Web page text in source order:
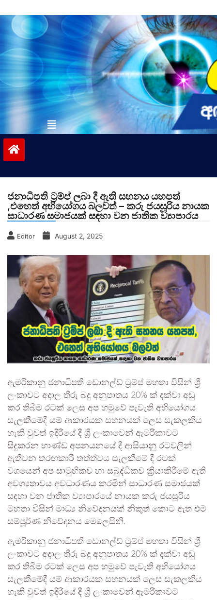
to
contentvinivida.lk
ජනාධිපති ට්‍රම්ප් ලබා දී ඇති සහනය යහපත්
,එහෙත් අභියෝගය බලවත් – කරු ජයසූරිය නායක
සාධාරණ සමාජයක් සඳහා වන ජාතික ව්‍යාපාරය
Editor August 2, 2025
ඇමරිකානු ජනාධිපති ඩොනල්ඩ් ට්‍රම්ප් මහතා විසින් ශ්‍රී
ලංකාවට අදාල තීරු බදු අනුපාතය 20% ක් දක්වා අඩු
කර තිබීම රටක් ලෙස අප හමුවේ පැවැති අභියෝගය
සැලකීමේදී යම් ආකාරයක සහනයක් ලෙස සැකලකිය
හැකි වුවත් ඉදිරියේ දී ශ්‍රී ලංකාවෙන් ඇමරිකාවට
සිදුකරන භාණ්ඩ අපනයනයේ දී ආසියානු රටවලින්
ඇතිවන තරඟකාරී තත්ත්වය සැලකීමේ දී රටක්
වශයෙන් අප සාමුහිකව හා සබුද්ධිකව ක්‍රියාකිරීමේ ඇති
අවශ්‍යතාවය අවධාරණය කරමින් සාධාරණ සමාජයක්
සඳහා වන ජාතික ව්‍යාපාරයේ නායක කරු ජයසූරිය
මහතා විසින් මාධ්‍ය නිවේදනයක් නිකුත් කොට ඇත එම
සම්පූර්ණ නිවේදනය මෙලෙසිනි.
ඇමරිකානු ජනාධිපති ඩොනල්ඩ් ට්‍රම්ප් මහතා විසින් ශ්‍රී
ලංකාවට අදාල තීරු බදු අනුපාතය 20% ක් දක්වා අඩු
කර තිබීම රටක් ලෙස අප හමුවේ පැවැති අභියෝගය
සැලකීමේදී යම් ආකාරයක සහනයක් ලෙස සැකලකිය
හැකි වුවත් ඉදිරියේ දී ශ්‍රී ලංකාවෙන් ඇමරිකාවට